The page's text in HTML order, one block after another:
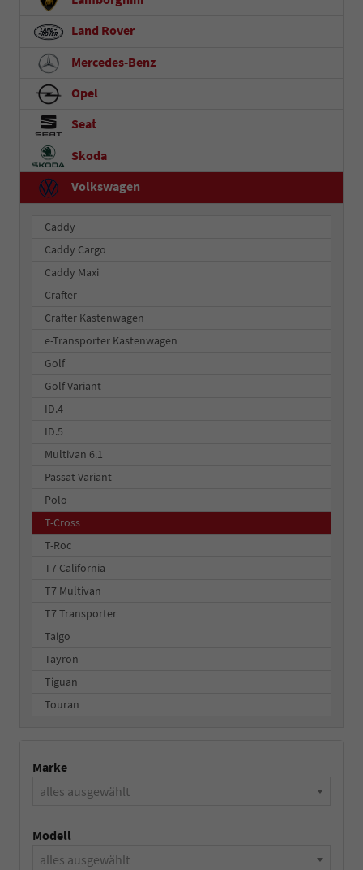
Land Rover
Mercedes-Benz
Opel
Seat
Skoda
Volkswagen
Caddy
Caddy Cargo
Caddy Maxi
Crafter
Crafter Kastenwagen
e-Transporter Kastenwagen
Golf
Golf Variant
ID.4
ID.5
Multivan 6.1
Passat Variant
Polo
T-Cross
T-Roc
T7 California
T7 Multivan
T7 Transporter
Taigo
Tayron
Tiguan
Touran
Marke
alles ausgewählt
Modell
alles ausgewählt